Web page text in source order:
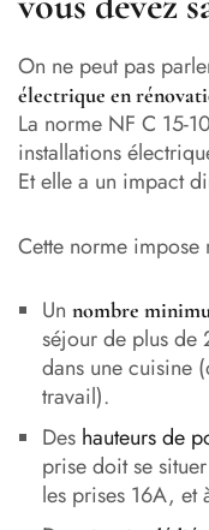
On ne peut pas
électrique en
La norme NF C 15-
installations
Et elle a un impact
Cette norme impose
Un nombre
séjour de plus de
dans une cuisine
travail).
Des hauteurs de
prise doit se
les prises 16A, et